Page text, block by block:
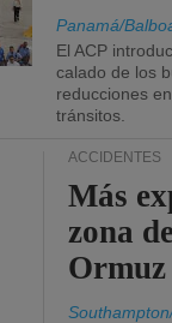
Panamá/
El ACP
calado de los
reducciones
tránsitos.
ACCIDENTES
Más
zona
Ormuz